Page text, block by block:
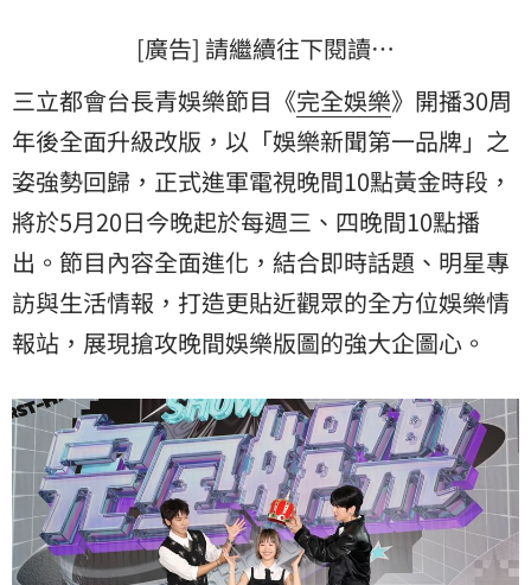
[廣告] 請繼續往下閱讀…
三立都會台長青娛樂節目《完全娛樂》開播30周
年後全面升級改版，以「娛樂新聞第一品牌」之
姿強勢回歸，正式進軍電視晚間10點黃金時段，
將於5月20日今晚起於每週三、四晚間10點播
出。節目內容全面進化，結合即時話題、明星專
訪與生活情報，打造更貼近觀眾的全方位娛樂情
報站，展現搶攻晚間娛樂版圖的強大企圖心。